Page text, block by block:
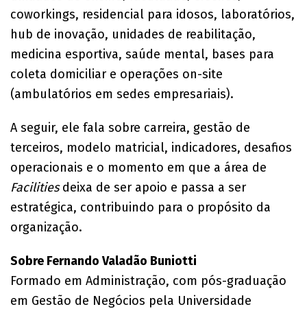
coworkings, residencial para idosos, laboratórios,
hub de inovação, unidades de reabilitação,
medicina esportiva, saúde mental, bases para
coleta domiciliar e operações on-site
(ambulatórios em sedes empresariais).
A seguir, ele fala sobre carreira, gestão de
terceiros, modelo matricial, indicadores, desafios
operacionais e o momento em que a área de
Facilitiesdeixa de ser apoio e passa a ser
estratégica, contribuindo para o propósito da
organização.
Sobre Fernando Valadão Buniotti
Formado em Administração, com pós-graduação
em Gestão de Negócios pela Universidade